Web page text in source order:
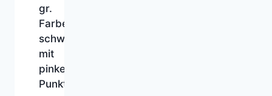
gr.
Farbe:
schwarz
mit
pinken
Punkten
1-
2